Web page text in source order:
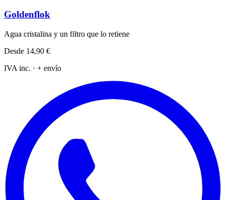
Goldenflok
Agua cristalina y un filtro que lo retiene
Desde 14,90 €
IVA inc. · + envío